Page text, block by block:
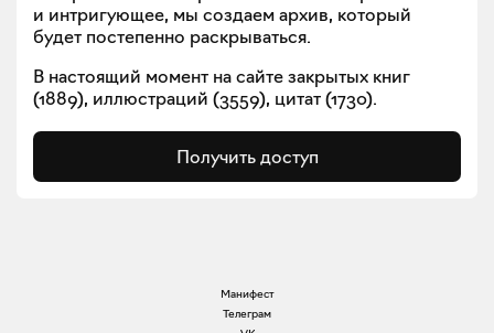
и интригующее, мы создаем архив, который
будет постепенно раскрываться.
В настоящий момент на сайте закрытых книг
(1889), иллюстраций (3559), цитат (1730).
Получить доступ
Манифест
Телеграм